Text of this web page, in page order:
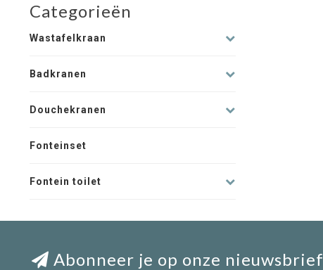
Categorieën
Wastafelkraan
Badkranen
Douchekranen
Fonteinset
Fontein toilet
Abonneer je op onze nieuwsbrief